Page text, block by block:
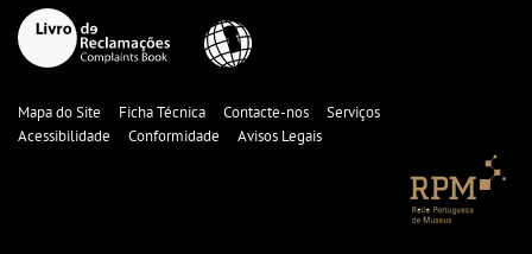
Mapa do Site Ficha Técnica Contacte-nos
Serviços
Acessibilidade
Conformidade Avisos Legais